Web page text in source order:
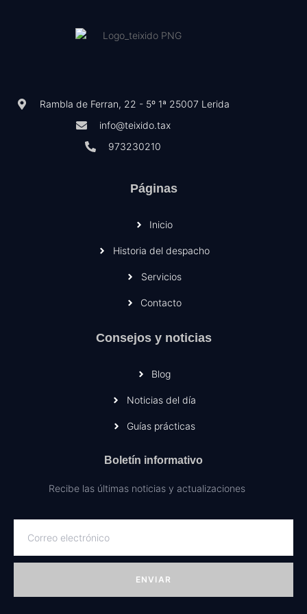
Rambla de Ferran, 22 - 5º 1ª 25007 Lerida
info@teixido.tax
973230210
Páginas
Inicio
Historia del despacho
Servicios
Contacto
Consejos y noticias
Blog
Noticias del día
Guías prácticas
Boletín informativo
Recibe las últimas noticias y actualizaciones
ENVIAR